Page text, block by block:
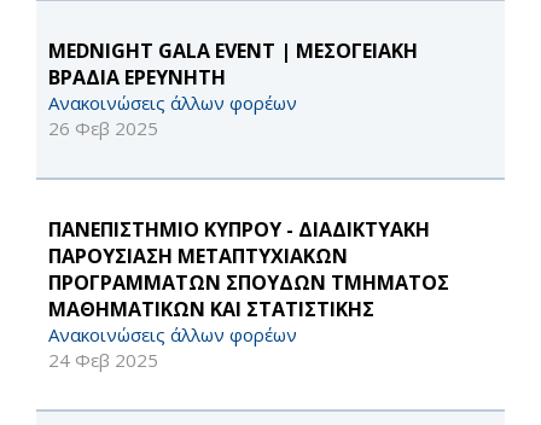
MEDNIGHT GALA EVENT | ΜΕΣΟΓΕΙΑΚΗ
ΒΡΑΔΙΑ ΕΡΕΥΝΗΤΗ
Ανακοινώσεις άλλων φορέων
26 Φεβ 2025
ΠΑΝΕΠΙΣΤΗΜΙΟ ΚΥΠΡΟΥ - ΔΙΑΔΙΚΤΥΑΚΗ
ΠΑΡΟΥΣΙΑΣΗ ΜΕΤΑΠΤΥΧΙΑΚΩΝ
ΠΡΟΓΡΑΜΜΑΤΩΝ ΣΠΟΥΔΩΝ ΤΜΗΜΑΤΟΣ
ΜΑΘΗΜΑΤΙΚΩΝ ΚΑΙ ΣΤΑΤΙΣΤΙΚΗΣ
Ανακοινώσεις άλλων φορέων
24 Φεβ 2025